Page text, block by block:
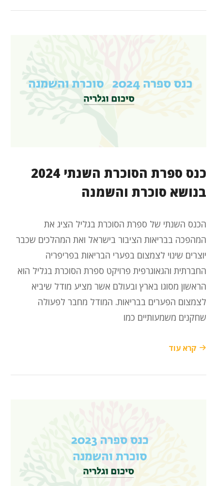
כנס ספרת הסוכרת השנתי 2024
בנושא סוכרת והשמנה
הכנס השנתי של ספרת הסוכרת בגליל הציג את
המהפכה בבריאות הציבור בישראל ואת המהלכים שכבר
יוצרים שינוי לצמצום בפערי הבריאות בפריפריה
החברתית והגאוגרפית פרויקט ספרת הסוכרת בגליל הוא
הראשון מסוגו בארץ ובעולם אשר מציע מודל שיביא
לצמצום הפערים בבריאות. המודל מחבר לפעולה
שחקנים משמעותיים כמו
קרא עוד